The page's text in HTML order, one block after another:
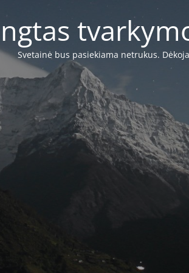
Svetainė bus pasiekiama netrukus.